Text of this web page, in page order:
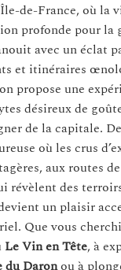
de-France, où la
profonde pour la
avec un éclat
et itinéraires
propose une
désireux de
de la capitale.
où les crus
aux routes
révèlent des
un plaisir
Que vous
Le Vin en Tête, à